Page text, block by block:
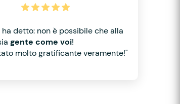
detto: non è possibile che alla
gente come voi!
molto gratificante veramente!"